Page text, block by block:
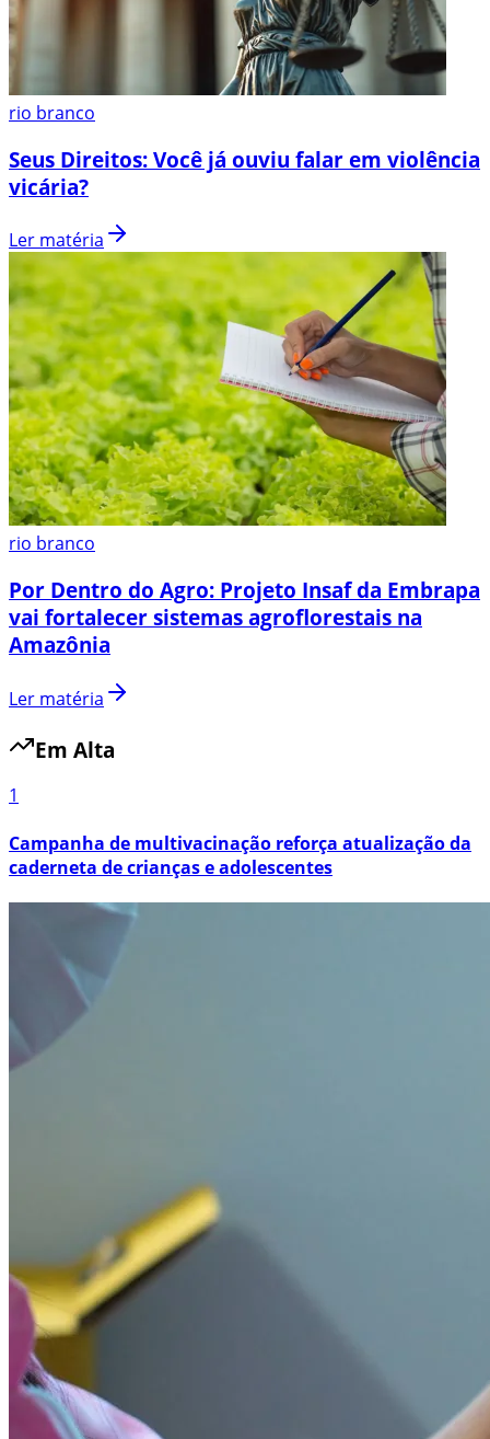
rio branco
Seus Direitos: Você já ouviu falar em violência
vicária?
Ler matéria
rio branco
Por Dentro do Agro: Projeto Insaf da Embrapa
vai fortalecer sistemas agroflorestais na
Amazônia
Ler matéria
Em Alta
1
Campanha de multivacinação reforça atualização da
caderneta de crianças e adolescentes